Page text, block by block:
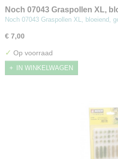
Noch 07043 Graspollen XL,
Noch 07043 Graspollen XL, bloeiend,
€ 7,00
✓ Op voorraad
IN WINKELWAGEN